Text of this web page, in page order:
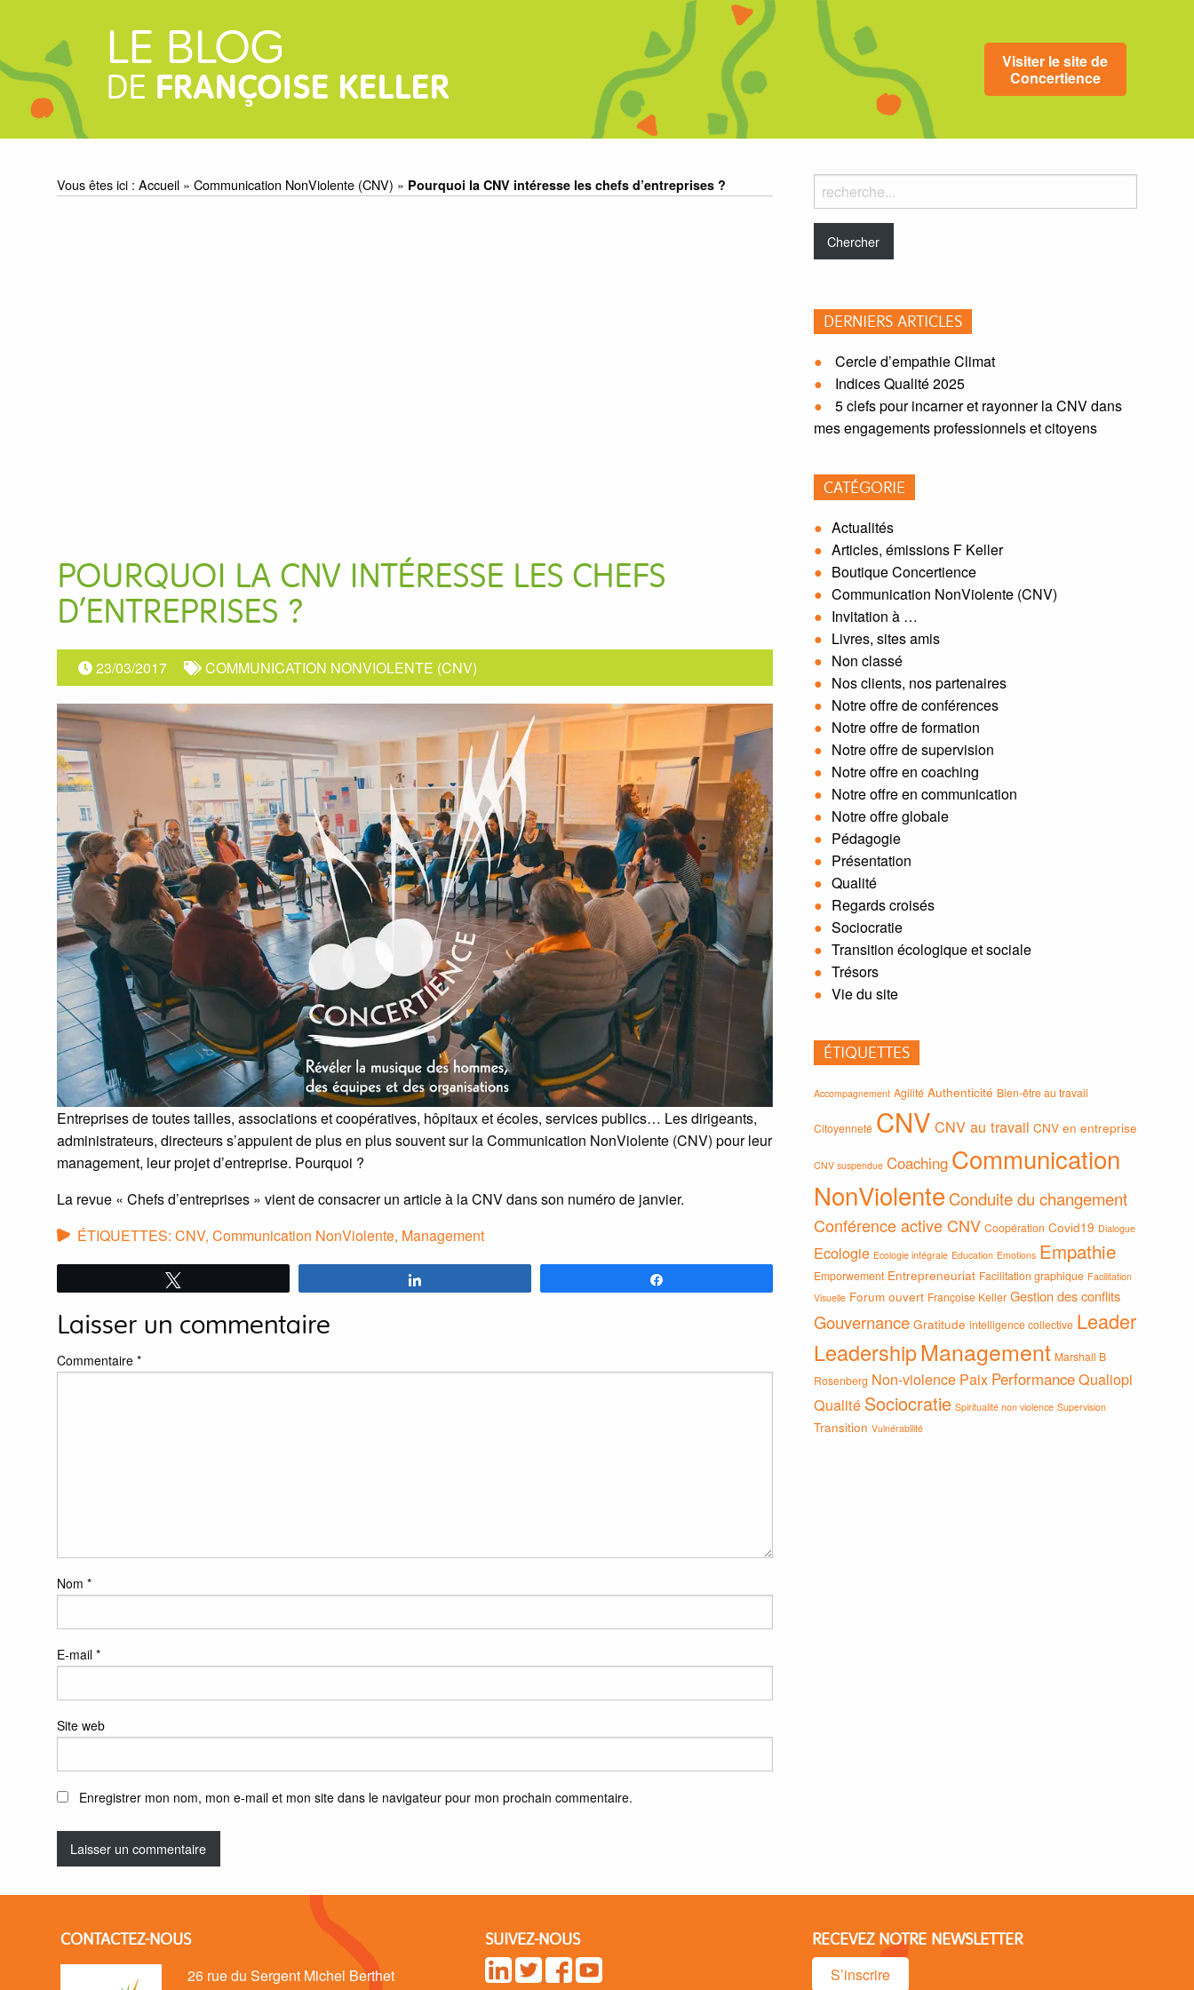
LE BLOG
DE FRANÇOISE KELLER
Visiter le site de
Concertience
Vous êtes ici : Accueil » Communication NonViolente (CNV) » Pourquoi la CNV intéresse les chefs d’entreprises ?
POURQUOI LA CNV INTÉRESSE LES CHEFS
D’ENTREPRISES ?
23/03/2017 COMMUNICATION NONVIOLENTE (CNV)
Entreprises de toutes tailles, associations et coopératives, hôpitaux et écoles, services publics… Les dirigeants,
administrateurs, directeurs s’appuient de plus en plus souvent sur la Communication NonViolente (CNV) pour leur
management, leur projet d’entreprise. Pourquoi ?
La revue « Chefs d’entreprises » vient de consacrer un article à la CNV dans son numéro de janvier.
ÉTIQUETTES: CNV, Communication NonViolente, Management
Laisser un commentaire
Commentaire *
Nom *
E-mail *
Site web
Enregistrer mon nom, mon e-mail et mon site dans le navigateur pour mon prochain commentaire.
Rechercher
dans
le
blog:
DERNIERS ARTICLES
Cercle d’empathie Climat
Indices Qualité 2025
5 clefs pour incarner et rayonner la CNV dans
mes engagements professionnels et citoyens
CATÉGORIE
Actualités
Articles, émissions F Keller
Boutique Concertience
Communication NonViolente (CNV)
Invitation à …
Livres, sites amis
Non classé
Nos clients, nos partenaires
Notre offre de conférences
Notre offre de formation
Notre offre de supervision
Notre offre en coaching
Notre offre en communication
Notre offre globale
Pédagogie
Présentation
Qualité
Regards croisés
Sociocratie
Transition écologique et sociale
Trésors
Vie du site
ÉTIQUETTES
Accompagnement Agilité Authenticité Bien-être au travail
Citoyenneté CNV CNV au travail CNV en entreprise
CNV suspendue Coaching Communication
NonViolenteConduite du changement
Conférence active CNV Coopération Covid19 Dialogue
Ecologie Ecologie intégrale Education Emotions Empathie
Emporwement Entrepreneuriat Facilitation graphique Facilitation
Visuelle Forum ouvert Françoise Keller Gestion des conflits
Gouvernance Gratitude intelligence collective Leader
LeadershipManagement Marshall B
Rosenberg Non-violence Paix PerformanceQualiopi
Qualité Sociocratie Spiritualité non violence Supervision
Transition Vulnérabilité
CONTACTEZ-NOUS
26 rue du Sergent Michel Berthet
SUIVEZ-NOUS RECEVEZ NOTRE NEWSLETTER
S’inscrire